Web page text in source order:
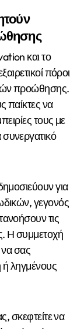
και το
πόροι
προώθησης.
παίκτες να
τους με
για
γεγονός
τις
Η συμμετοχή
να σας
ή ληγμένους
σκεφτείτε να